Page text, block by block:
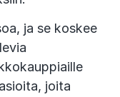
ja se koskee
joita